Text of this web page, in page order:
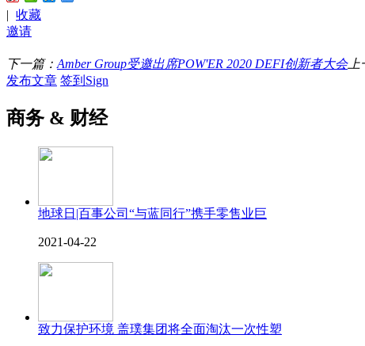
| 收藏
邀请
下一篇： Amber Group受邀出席POW'ER 2020 DEFI创新者大会上
发布文章 签到Sign
商务 & 财经
地球日|百事公司“与蓝同行”携手零售业巨
2021-04-22
致力保护环境 盖璞集团将全面淘汰一次性塑